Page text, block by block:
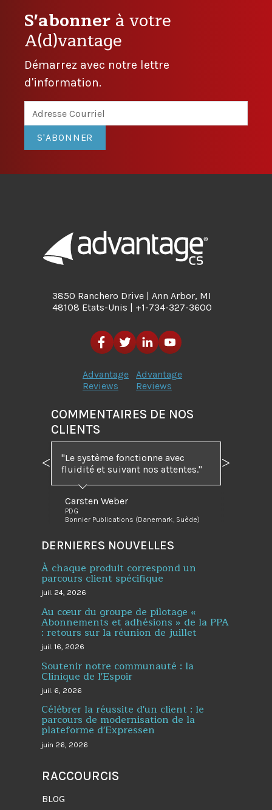
S'abonnerà votre
A(d)vantage
Démarrez avec notre lettre
d'information.
S'ABONNER
3850 Ranchero Drive | Ann Arbor, MI
48108 Etats-Unis | +1-734-327-3600
Advantage
Reviews
Advantage
Reviews
COMMENTAIRES DE NOS
CLIENTS
"Le système fonctionne avec
fluidité et suivant nos attentes."
Carsten Weber
PDG
Bonnier Publications (Danemark, Suède)
Précédent Suivant
DERNIERES NOUVELLES
À chaque produit correspond un
parcours client spécifique
juil. 24, 2026
Au cœur du groupe de pilotage «
Abonnements et adhésions » de la PPA
: retours sur la réunion de juillet
juil. 16, 2026
Soutenir notre communauté : la
Clinique de l'Espoir
juil. 6, 2026
Célébrer la réussite d'un client : le
parcours de modernisation de la
plateforme d'Expressen
juin 26, 2026
RACCOURCIS
BLOG